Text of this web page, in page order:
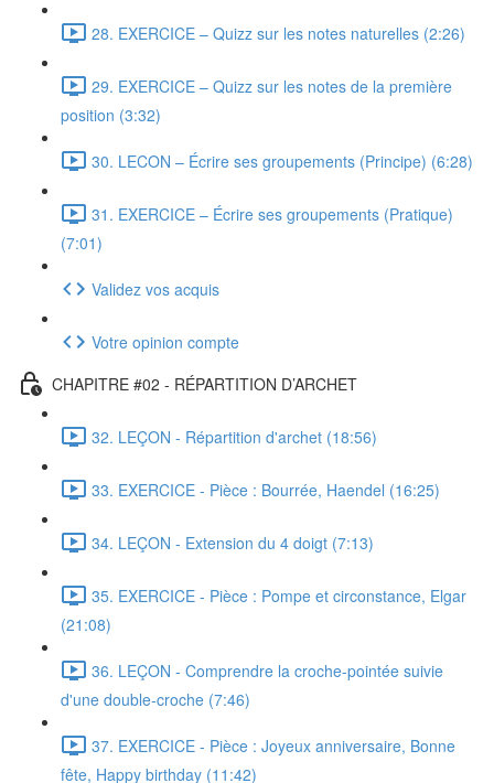
28. EXERCICE – Quizz sur les notes naturelles (2:26)
29. EXERCICE – Quizz sur les notes de la première
position (3:32)
30. LECON – Écrire ses groupements (Principe) (6:28)
31. EXERCICE – Écrire ses groupements (Pratique)
(7:01)
Validez vos acquis
Votre opinion compte
CHAPITRE #02 - RÉPARTITION D’ARCHET
32. LEÇON - Répartition d'archet (18:56)
33. EXERCICE - Pièce : Bourrée, Haendel (16:25)
34. LEÇON - Extension du 4 doigt (7:13)
35. EXERCICE - Pièce : Pompe et circonstance, Elgar
(21:08)
36. LEÇON - Comprendre la croche-pointée suivie
d'une double-croche (7:46)
37. EXERCICE - Pièce : Joyeux anniversaire, Bonne
fête, Happy birthday (11:42)